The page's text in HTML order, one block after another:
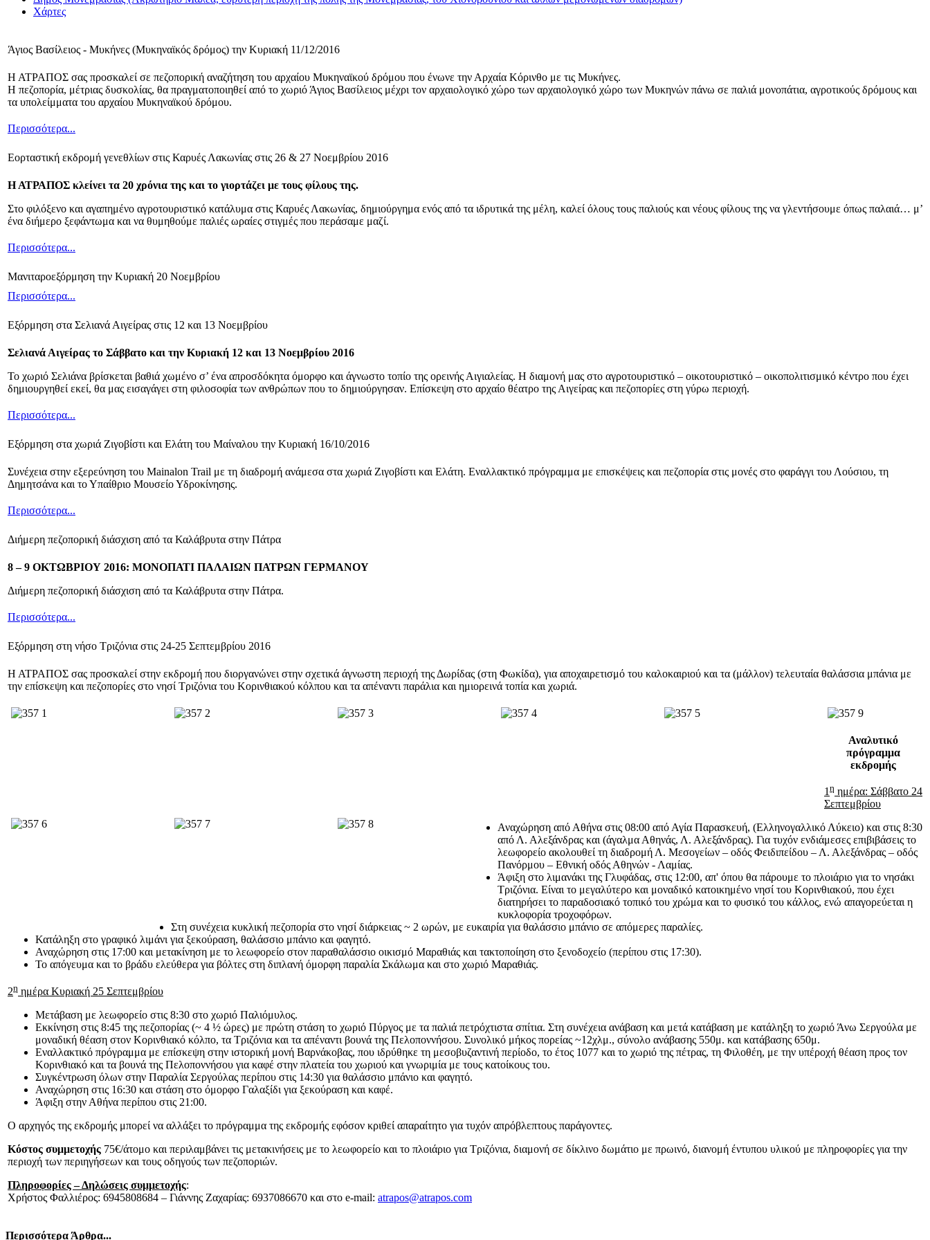
Χάρτες
Άγιος Βασίλειος - Μυκήνες (Μυκηναϊκός δρόμος) την Κυριακή 11/12/2016
Η ΑΤΡΑΠΟΣ σας προσκαλεί σε πεζοπορική αναζήτηση του αρχαίου Μυκηναϊκού δρόμου που ένωνε την Αρχαία Κόρινθο με τις Μυκήνες.
Η πεζοπορία, μέτριας δυσκολίας, θα πραγματοποιηθεί από το χωριό Άγιος Βασίλειος μέχρι τον αρχαιολογικό χώρο των αρχαιολογικό χώρο των Μυκηνών πάνω σε παλιά μονοπάτια, αγροτικούς δρόμους και
τα υπολείμματα του αρχαίου Μυκηναϊκού δρόμου.
Περισσότερα...
Εορταστική εκδρομή γενεθλίων στις Καρυές Λακωνίας στις 26 & 27 Νοεμβρίου 2016
Η ΑΤΡΑΠΟΣ κλείνει τα 20 χρόνια της και το γιορτάζει με τους φίλους της.
Στο φιλόξενο και αγαπημένο αγροτουριστικό κατάλυμα στις Καρυές Λακωνίας, δημιούργημα ενός από τα ιδρυτικά της μέλη, καλεί όλους τους παλιούς και νέους φίλους της να γλεντήσουμε όπως παλαιά… μ’
ένα διήμερο ξεφάντωμα και να θυμηθούμε παλιές ωραίες στιγμές που περάσαμε μαζί.
Περισσότερα...
Μανιταροεξόρμηση την Κυριακή 20 Νοεμβρίου
Περισσότερα...
Εξόρμηση στα Σελιανά Αιγείρας στις 12 και 13 Νοεμβρίου
Σελιανά Αιγείρας το Σάββατο και την Κυριακή 12 και 13 Νοεμβρίου 2016
Το χωριό Σελιάνα βρίσκεται βαθιά χωμένο σ’ ένα απροσδόκητα όμορφο και άγνωστο τοπίο της ορεινής Αιγιαλείας. Η διαμονή μας στο αγροτουριστικό – οικοτουριστικό – οικοπολιτισμικό κέντρο που έχει
δημιουργηθεί εκεί, θα μας εισαγάγει στη φιλοσοφία των ανθρώπων που το δημιούργησαν. Επίσκεψη στο αρχαίο θέατρο της Αιγείρας και πεζοπορίες στη γύρω περιοχή.
Περισσότερα...
Εξόρμηση στα χωριά Ζιγοβίστι και Ελάτη του Μαίναλου την Κυριακή 16/10/2016
Συνέχεια στην εξερεύνηση του Mainalon Trail με τη διαδρομή ανάμεσα στα χωριά Ζιγοβίστι και Ελάτη. Εναλλακτικό πρόγραμμα με επισκέψεις και πεζοπορία στις μονές στο φαράγγι του Λούσιου, τη
Δημητσάνα και το Υπαίθριο Μουσείο Υδροκίνησης.
Περισσότερα...
Διήμερη πεζοπορική διάσχιση από τα Καλάβρυτα στην Πάτρα
8 – 9 ΟΚΤΩΒΡΙΟΥ 2016: ΜΟΝΟΠΑΤΙ ΠΑΛΑΙΩΝ ΠΑΤΡΩΝ ΓΕΡΜΑΝΟΥ
Διήμερη πεζοπορική διάσχιση από τα Καλάβρυτα στην Πάτρα.
Περισσότερα...
Εξόρμηση στη νήσο Τριζόνια στις 24-25 Σεπτεμβρίου 2016
Η ΑΤΡΑΠΟΣ σας προσκαλεί στην εκδρομή που διοργανώνει στην σχετικά άγνωστη περιοχή της Δωρίδας (στη Φωκίδα), για αποχαιρετισμό του καλοκαιριού και τα (μάλλον) τελευταία θαλάσσια μπάνια με
την επίσκεψη και πεζοπορίες στο νησί Τριζόνια του Κορινθιακού κόλπου και τα απέναντι παράλια και ημιορεινά τοπία και χωριά.
Αναλυτικό
πρόγραμμα
εκδρομής
1 η ημέρα: Σάββατο 24
Σεπτεμβρίου
Αναχώρηση από Αθήνα στις 08:00 από Αγία Παρασκευή, (Ελληνογαλλικό Λύκειο) και στις 8:30
από Λ. Αλεξάνδρας και (άγαλμα Αθηνάς, Λ. Αλεξάνδρας). Για τυχόν ενδιάμεσες επιβιβάσεις το
λεωφορείο ακολουθεί τη διαδρομή Λ. Μεσογείων – οδός Φειδιπείδου – Λ. Αλεξάνδρας – οδός
Πανόρμου – Εθνική οδός Αθηνών - Λαμίας.
Άφιξη στο λιμανάκι της Γλυφάδας, στις 12:00, απ' όπου θα πάρουμε το πλοιάριο για το νησάκι
Τριζόνια. Είναι το μεγαλύτερο και μοναδικό κατοικημένο νησί του Κορινθιακού, που έχει
διατηρήσει το παραδοσιακό τοπικό του χρώμα και το φυσικό του κάλλος, ενώ απαγορεύεται η
κυκλοφορία τροχοφόρων.
Στη συνέχεια κυκλική πεζοπορία στο νησί διάρκειας ~ 2 ωρών, με ευκαιρία για θαλάσσιο μπάνιο σε απόμερες παραλίες.
Κατάληξη στο γραφικό λιμάνι για ξεκούραση, θαλάσσιο μπάνιο και φαγητό.
Αναχώρηση στις 17:00 και μετακίνηση με το λεωφορείο στον παραθαλάσσιο οικισμό Μαραθιάς και τακτοποίηση στο ξενοδοχείο (περίπου στις 17:30).
Το απόγευμα και το βράδυ ελεύθερα για βόλτες στη διπλανή όμορφη παραλία Σκάλωμα και στο χωριό Μαραθιάς.
2η ημέρα Κυριακή 25 Σεπτεμβρίου
Μετάβαση με λεωφορείο στις 8:30 στο χωριό Παλιόμυλος.
Εκκίνηση στις 8:45 της πεζοπορίας (~ 4 ½ ώρες) με πρώτη στάση το χωριό Πύργος με τα παλιά πετρόχτιστα σπίτια. Στη συνέχεια ανάβαση και μετά κατάβαση με κατάληξη το χωριό Άνω Σεργούλα με
μοναδική θέαση στον Κορινθιακό κόλπο, τα Τριζόνια και τα απέναντι βουνά της Πελοποννήσου. Συνολικό μήκος πορείας ~12χλμ., σύνολο ανάβασης 550μ. και κατάβασης 650μ.
Εναλλακτικό πρόγραμμα με επίσκεψη στην ιστορική μονή Βαρνάκοβας, που ιδρύθηκε τη μεσοβυζαντινή περίοδο, το έτος 1077 και το χωριό της πέτρας, τη Φιλοθέη, με την υπέροχή θέαση προς τον
Κορινθιακό και τα βουνά της Πελοποννήσου για καφέ στην πλατεία του χωριού και γνωριμία με τους κατοίκους του.
Συγκέντρωση όλων στην Παραλία Σεργούλας περίπου στις 14:30 για θαλάσσιο μπάνιο και φαγητό.
Αναχώρηση στις 16:30 και στάση στο όμορφο Γαλαξίδι για ξεκούραση και καφέ.
Άφιξη στην Αθήνα περίπου στις 21:00.
Ο αρχηγός της εκδρομής μπορεί να αλλάξει το πρόγραμμα της εκδρομής εφόσον κριθεί απαραίτητο για τυχόν απρόβλεπτους παράγοντες.
Κόστος συμμετοχής 75€/άτομο και περιλαμβάνει τις μετακινήσεις με το λεωφορείο και το πλοιάριο για Τριζόνια, διαμονή σε δίκλινο δωμάτιο με πρωινό, διανομή έντυπου υλικού με πληροφορίες για την
περιοχή των περιηγήσεων και τους οδηγούς των πεζοποριών.
Πληροφορίες – Δηλώσεις συμμετοχής:
Χρήστος Φαλλιέρος: 6945808684 – Γιάννης Ζαχαρίας: 6937086670 και στο e-mail: atrapos@atrapos.com
Περισσότερα Άρθρα...